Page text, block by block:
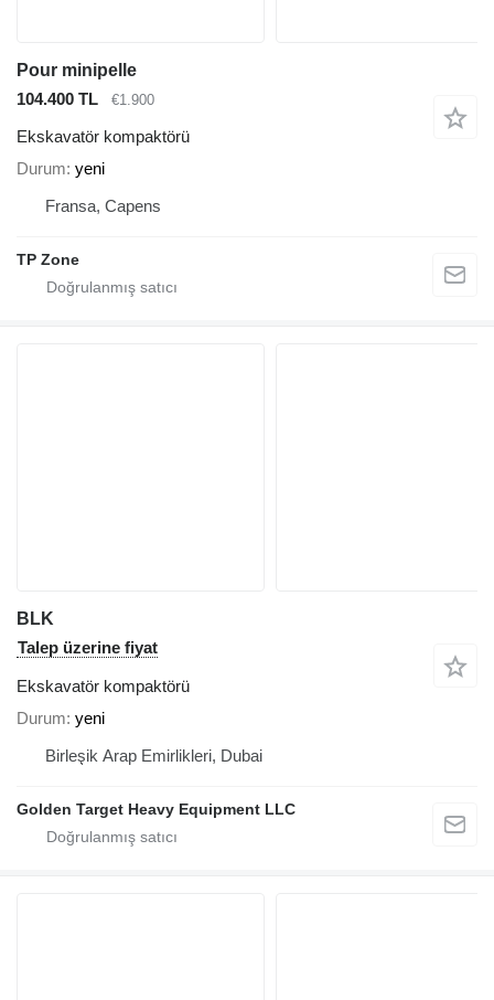
Pour minipelle
104.400 TL
€1.900
Ekskavatör kompaktörü
Durum yeni
Fransa, Capens
TP Zone
BLK
Talep üzerine fiyat
Ekskavatör kompaktörü
Durum yeni
Birleşik Arap Emirlikleri, Dubai
Golden Target Heavy Equipment LLC